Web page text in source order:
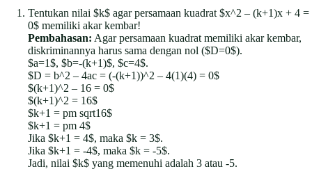
Tentukan nilai $k$ agar persamaan kuadrat $x^2 – (k+1)x + 4 =
0$ memiliki akar kembar!
Pembahasan: Agar persamaan kuadrat memiliki akar kembar,
diskriminannya harus sama dengan nol ($D=0$).
$a=1$, $b=-(k+1)$, $c=4$.
$D = b^2 – 4ac = (-(k+1))^2 – 4(1)(4) = 0$
$(k+1)^2 – 16 = 0$
$(k+1)^2 = 16$
$k+1 = pm sqrt16$
$k+1 = pm 4$
Jika $k+1 = 4$, maka $k = 3$.
Jika $k+1 = -4$, maka $k = -5$.
Jadi, nilai $k$ yang memenuhi adalah 3 atau -5.